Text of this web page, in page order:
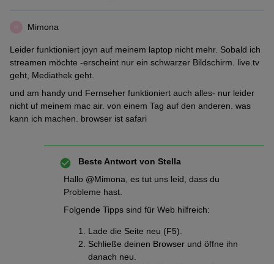
M Mimona
Leider funktioniert joyn auf meinem laptop nicht mehr. Sobald ich
streamen möchte -erscheint nur ein schwarzer Bildschirm. live.tv
geht, Mediathek geht.
und am handy und Fernseher funktioniert auch alles- nur leider
nicht uf meinem mac air. von einem Tag auf den anderen. was
kann ich machen. browser ist safari
Beste Antwort von Stella
Hallo ​ @Mimona , es tut uns leid, dass du
Probleme hast.
Folgende Tipps sind für Web hilfreich:
Lade die Seite neu (F5).
Schließe deinen Browser und öffne ihn
danach neu.